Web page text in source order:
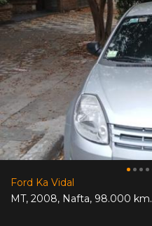
Ford Ka Vidal
MT, 2008, Nafta, 98.000 km.